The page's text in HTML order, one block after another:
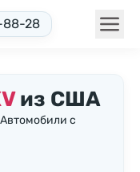
88-28
из США
с